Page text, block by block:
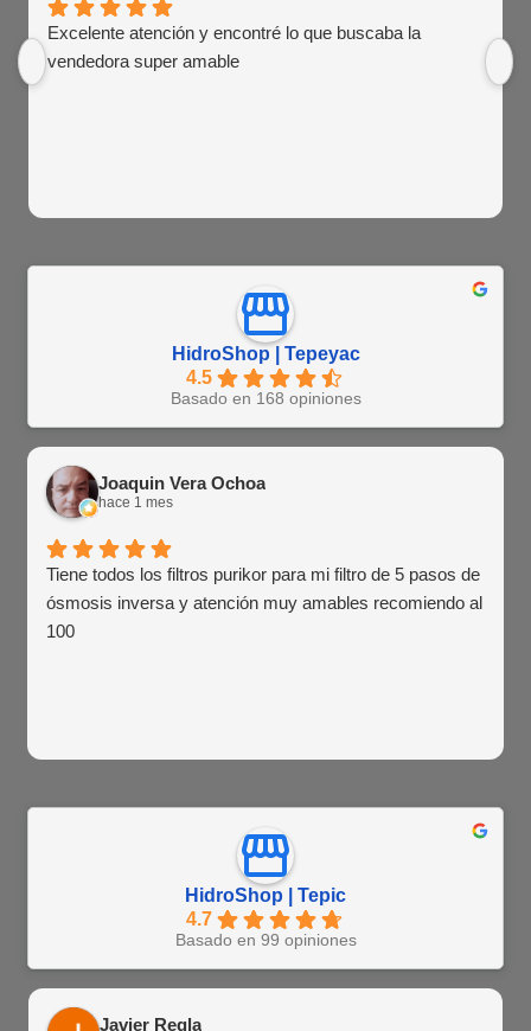
Excelente atención y encontré lo que buscaba la
vendedora super amable
HidroShop | Tepeyac
4.5
Basado en 168 opiniones
Joaquin Vera Ochoa
hace 1 mes
Tiene todos los filtros purikor para mi filtro de 5 pasos de
ósmosis inversa y atención muy amables recomiendo al
100
HidroShop | Tepic
4.7
Basado en 99 opiniones
Javier Regla